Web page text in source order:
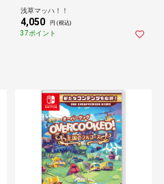
浅草マッハ！！
4,050 円 (税込)
37ポイント